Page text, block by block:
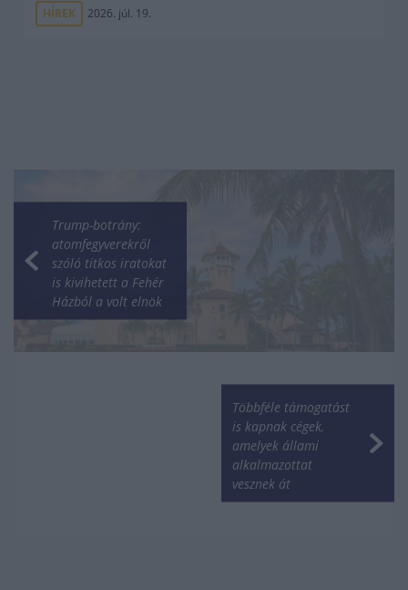
HÍREK 2026. júl. 19.
Trump-botrány:
atomfegyverekről
szóló titkos iratokat
is kivihetett a Fehér
Házból a volt elnök
Többféle támogatást
is kapnak cégek,
amelyek állami
alkalmazottat
vesznek át